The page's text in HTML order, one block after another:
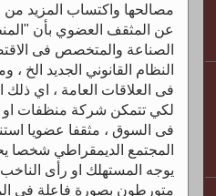
مصالحها واكتساب المزيد
عن المثقف العضوي بأن
الصناعة والمتخصص فى
النظام القانوني الجديد الخ
فى العلاقات العامة ، اي
لكي تتمكن شركة منظفات
فى السوق ، مثقفا عضويا
المجتمع الديمقراطي شخصا
يوجه المستهلك او رأى
متورطون بصورة فاعلة فى